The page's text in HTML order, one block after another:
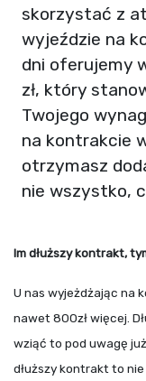
skorzystać z
wyjeździe na
dni oferujemy
zł, który
Twojego
na kontrakcie
otrzymasz
nie wszystko,
Im dłuższy kontrakt,
U nas wyjeżdżając na
nawet 800zł więcej.
wziąć to pod uwagę
dłuższy kontrakt to